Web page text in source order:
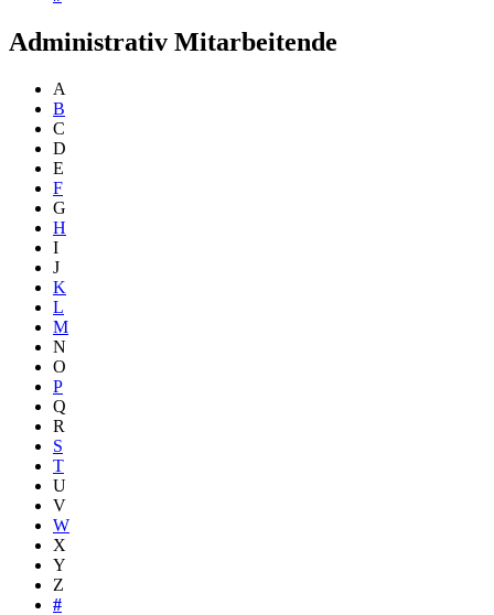
Administrativ Mitarbeitende
A
B
C
D
E
F
G
H
I
J
K
L
M
N
O
P
Q
R
S
T
U
V
W
X
Y
Z
#